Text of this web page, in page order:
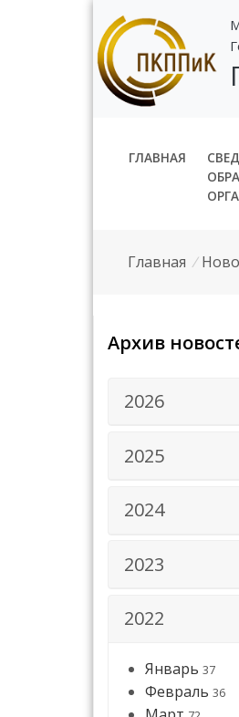
ГЛАВНАЯ
Главная /
Архив
2026
2025
2024
2023
2022
Январь 37
Февраль 36